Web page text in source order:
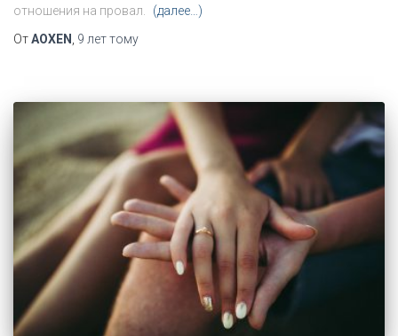
отношения на провал.
(далее…)
ОтAOXEN 9 леттому